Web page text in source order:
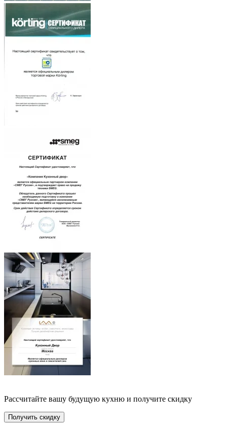
Рассчитайте вашу будущую кухню и получите скидку
Получить скидку